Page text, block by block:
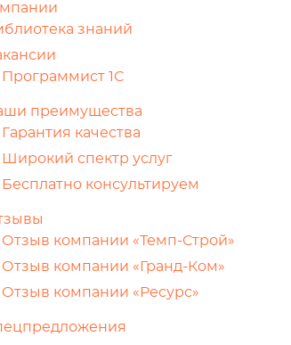
знаний
Программист 1С
преимущества
Гарантия качества
Широкий спектр услуг
Бесплатно консультируем
Отзыв компании «Темп-Строй»
Отзыв компании «Гранд-Ком»
Отзыв компании «Ресурс»